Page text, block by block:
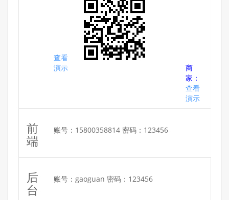
查看
演示
商
家：
查看
演示
前
端
账号：15800358814 密码：123456
后
台
账号：gaoguan 密码：123456